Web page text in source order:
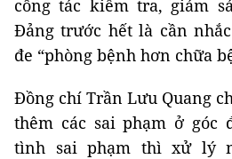
công tác kiểm tra, giám
Đảng trước hết là cần
đe “phòng bệnh hơn chữa
Đồng chí Trần Lưu Quang
thêm các sai phạm ở góc
tình sai phạm thì xử lý